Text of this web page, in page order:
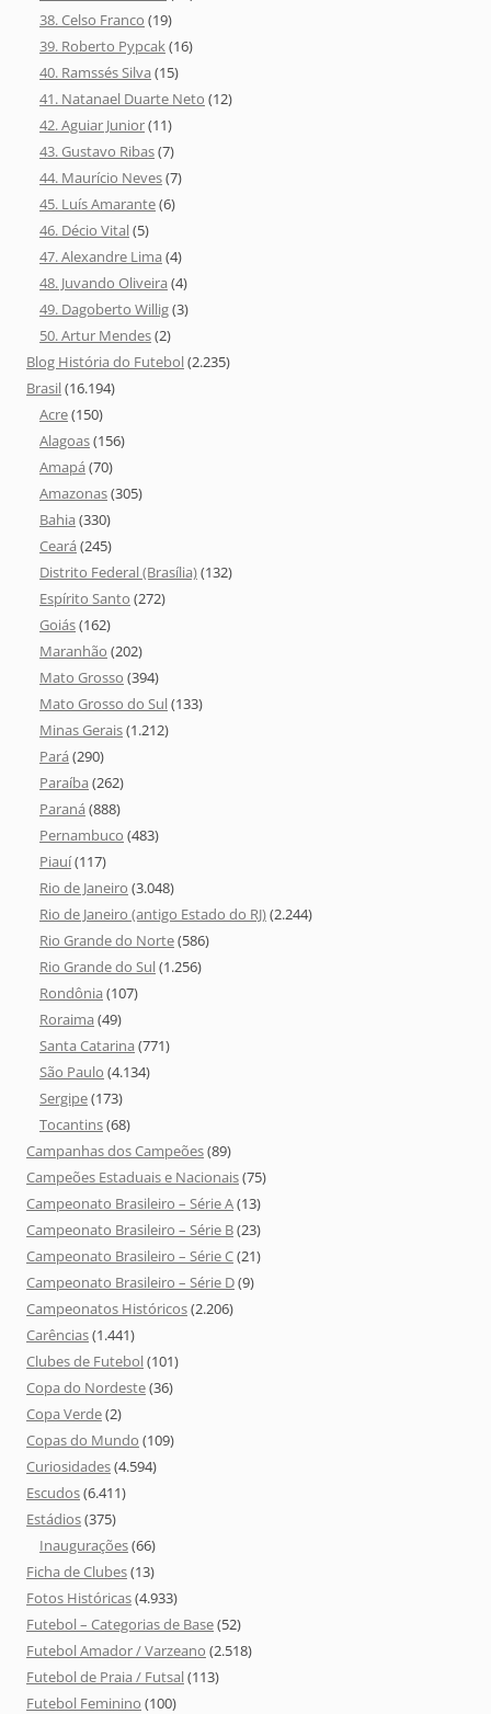
38. Celso Franco (19)
39. Roberto Pypcak(16)
40. Ramssés Silva (15)
41. Natanael Duarte Neto (12)
42. Aguiar Junior(11)
43. Gustavo Ribas(7)
44. Maurício Neves(7)
45. Luís Amarante(6)
46. Décio Vital(5)
47. Alexandre Lima (4)
48. Juvando Oliveira (4)
49. Dagoberto Willig(3)
50. Artur Mendes(2)
Blog História do Futebol(2.235)
Brasil(16.194)
Acre(150)
Alagoas(156)
Amapá (70)
Amazonas(305)
Bahia (330)
Ceará (245)
Distrito Federal (Brasília)(132)
Espírito Santo (272)
Goiás(162)
Maranhão (202)
Mato Grosso (394)
Mato Grosso do Sul(133)
Minas Gerais(1.212)
Pará (290)
Paraíba (262)
Paraná (888)
Pernambuco (483)
Piauí(117)
Rio de Janeiro (3.048)
Rio de Janeiro (antigo Estado do RJ)(2.244)
Rio Grande do Norte(586)
Rio Grande do Sul(1.256)
Rondônia (107)
Roraima (49)
Santa Catarina (771)
São Paulo (4.134)
Sergipe(173)
Tocantins(68)
Campanhas dos Campeões(89)
Campeões Estaduais e Nacionais(75)
Campeonato Brasileiro – Série A(13)
Campeonato Brasileiro – Série B(23)
Campeonato Brasileiro – Série C(21)
Campeonato Brasileiro – Série D(9)
Campeonatos Históricos(2.206)
Carências(1.441)
Clubes de Futebol(101)
Copa do Nordeste(36)
Copa Verde(2)
Copas do Mundo (109)
Curiosidades(4.594)
Escudos(6.411)
Estádios(375)
Inaugurações(66)
Ficha de Clubes(13)
Fotos Históricas(4.933)
Futebol – Categorias de Base(52)
Futebol Amador / Varzeano (2.518)
Futebol de Praia / Futsal(113)
Futebol Feminino (100)